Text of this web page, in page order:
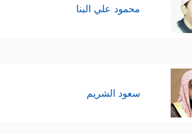
محمود علي البنا
سعود الشريم